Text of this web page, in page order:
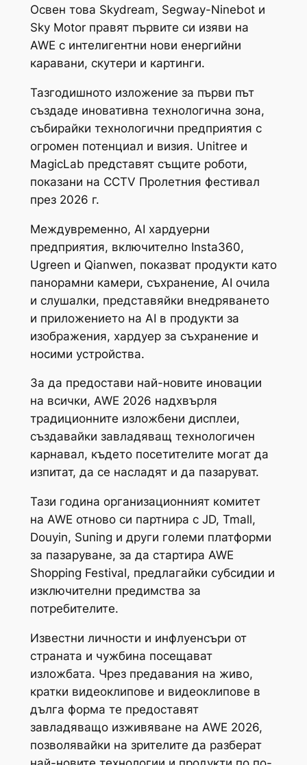
Освен това Skydream, Segway-Ninebot и
Sky Motor правят първите си изяви на
AWE с интелигентни нови енергийни
каравани, скутери и картинги.
Тазгодишното изложение за първи път
създаде иновативна технологична зона,
събирайки технологични предприятия с
огромен потенциал и визия. Unitree и
MagicLab представят същите роботи,
показани на CCTV Пролетния фестивал
през 2026 г.
Междувременно, AI хардуерни
предприятия, включително Insta360,
Ugreen и Qianwen, показват продукти като
панорамни камери, съхранение, AI очила
и слушалки, представяйки внедряването
и приложението на AI в продукти за
изображения, хардуер за съхранение и
носими устройства.
За да предостави най-новите иновации
на всички, AWE 2026 надхвърля
традиционните изложбени дисплеи,
създавайки завладяващ технологичен
карнавал, където посетителите могат да
изпитат, да се насладят и да пазаруват.
Тази година организационният комитет
на AWE отново си партнира с JD, Tmall,
Douyin, Suning и други големи платформи
за пазаруване, за да стартира AWE
Shopping Festival, предлагайки субсидии и
изключителни предимства за
потребителите.
Известни личности и инфлуенсъри от
страната и чужбина посещават
изложбата. Чрез предавания на живо,
кратки видеоклипове и видеоклипове в
дълга форма те предоставят
завладяващо изживяване на AWE 2026,
позволявайки на зрителите да разберат